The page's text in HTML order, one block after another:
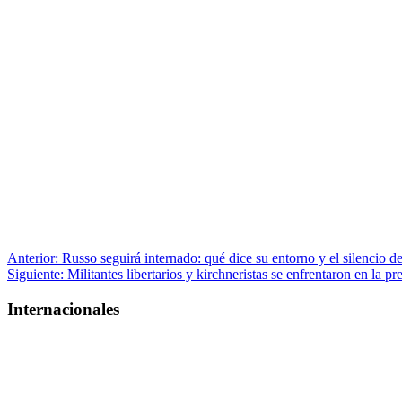
Navegación
de
entradas
Anterior: Russo seguirá internado: qué dice su entorno y el silencio
Siguiente: Militantes libertarios y kirchneristas se enfrentaron en la
Internacionales